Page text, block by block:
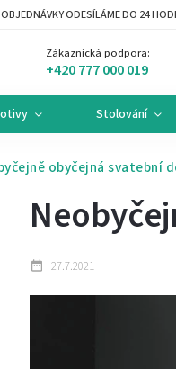
ODESÍLÁME DO 24
Zákaznická podpora:
+420 777 000 019
Stolování
obyčejná svatební
27.7.2021